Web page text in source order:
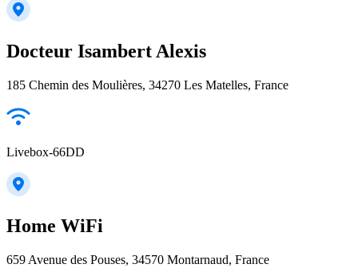
Docteur Isambert Alexis
185 Chemin des Moulières, 34270 Les Matelles, France
Livebox-66DD
Home WiFi
659 Avenue des Pouses, 34570 Montarnaud, France